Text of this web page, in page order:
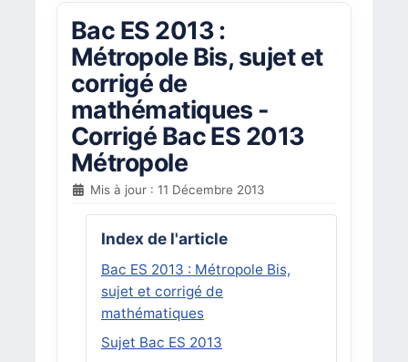
Bac ES 2013 :
Métropole Bis, sujet et
corrigé de
mathématiques -
Corrigé Bac ES 2013
Métropole
Mis à jour : 11 Décembre 2013
Index de l'article
Bac ES 2013 : Métropole Bis,
sujet et corrigé de
mathématiques
Sujet Bac ES 2013